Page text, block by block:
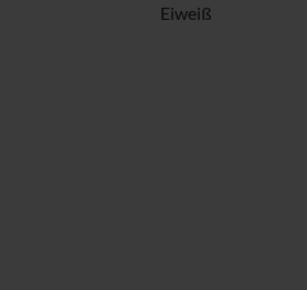
Eiweiß